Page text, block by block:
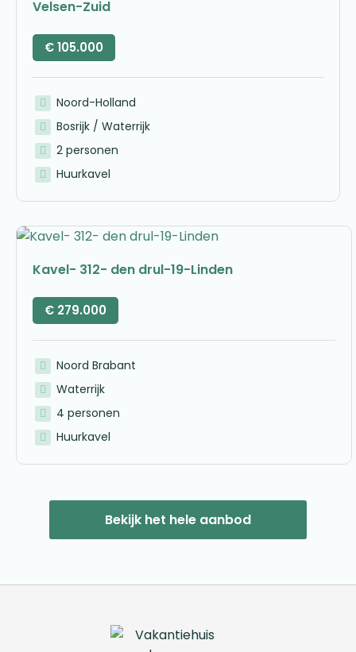
Velsen-Zuid
€105.000
Noord-Holland
Bosrijk / Waterrijk
2 personen
Huurkavel
Kavel- 312- den drul-19-Linden
€ 279.000
Noord Brabant
Waterrijk
4 personen
Huurkavel
Bekijk het hele aanbod